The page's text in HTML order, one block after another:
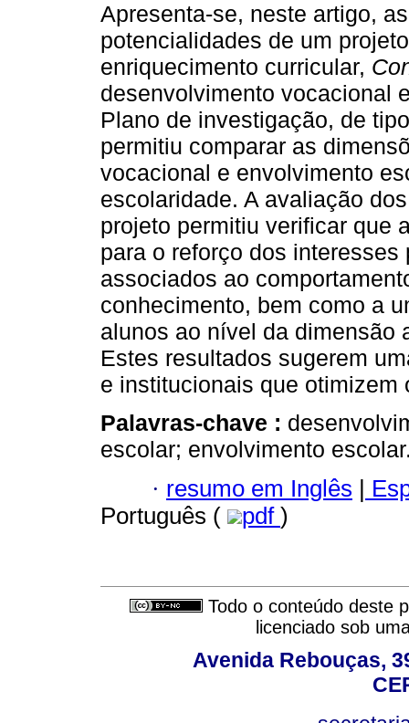
Apresenta-se, neste artigo, as
potencialidades de um
enriquecimento curricular,
desenvolvimento vocacional
Plano de investigação, de
permitiu comparar as
vocacional e envolvimento
escolaridade. A avaliação
projeto permitiu verificar que
para o reforço dos
associados ao
conhecimento, bem como a
alunos ao nível da dimensão
Estes resultados sugerem
e institucionais que
Palavras-chave :
escolar; envolvimento
· resumo em Inglês |
Português (
pdf )
Todo o conteúdo deste
licenciado sob
Avenida Rebouças,